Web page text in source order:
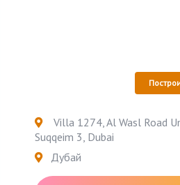
Villa 1274, Al Wasl Road
Suqqeim 3, Dubai
Дубай